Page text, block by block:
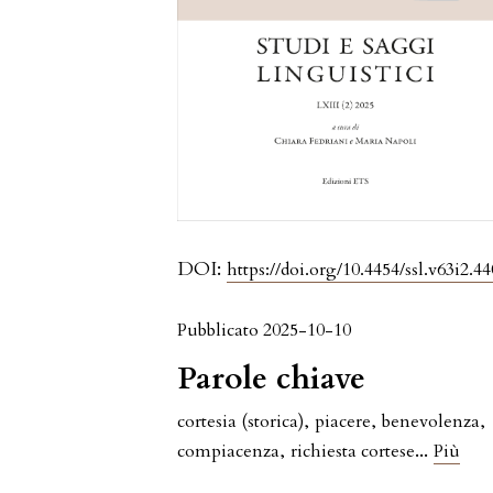
DOI:https://doi.org/10.4454/
Pubblicato 2025-10-10
Parole chiave
cortesia (storica), piacere, benevolenza,
compiacenza, richiesta cortese... Più